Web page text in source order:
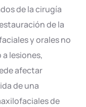
de la cirugía
de la
y orales no
lesiones,
afectar
de una
de